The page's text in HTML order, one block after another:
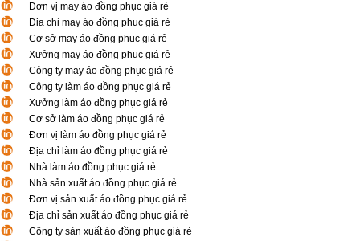
Đơn vị may áo đồng phục giá rẻ
Địa chỉ may áo đồng phục giá rẻ
Cơ sở may áo đồng phục giá rẻ
Xưởng may áo đồng phục giá rẻ
Công ty may áo đồng phục giá rẻ
Công ty làm áo đồng phục giá rẻ
Xưởng làm áo đồng phục giá rẻ
Cơ sở làm áo đồng phục giá rẻ
Đơn vị làm áo đồng phục giá rẻ
Địa chỉ làm áo đồng phục giá rẻ
Nhà làm áo đồng phục giá rẻ
Nhà sản xuất áo đồng phục giá rẻ
Đơn vị sản xuất áo đồng phục giá rẻ
Địa chỉ sản xuất áo đồng phục giá rẻ
Công ty sản xuất áo đồng phục giá rẻ